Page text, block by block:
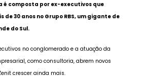
é composta por ex-executivos que
30 anos no Grupo RBS, um gigante de
do Sul.
no conglomerado e a atuação da
como consultoria, abrem novos
crescer ainda mais.